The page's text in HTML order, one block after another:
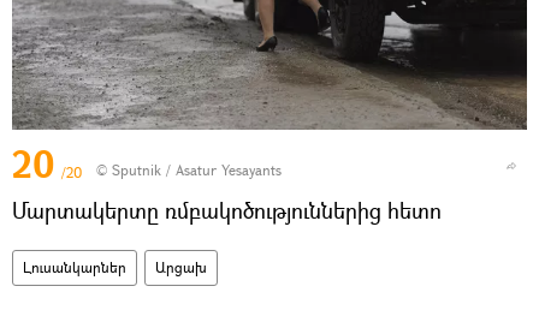
20 /20 © Sputnik / Asatur Yesayants
Մարտակերտը ռմբակոծություններից հետո
Լուսանկարներ Արցախ